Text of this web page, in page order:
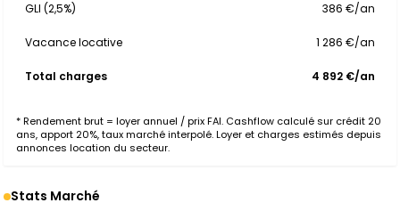
GLI (2,5%) 386 €/an
Vacance locative 1 286 €/an
Total charges 4 892 €/an
* Rendement brut = loyer annuel / prix FAI. Cashflow calculé sur crédit 20
ans, apport 20%, taux marché interpolé. Loyer et charges estimés depuis
annonces location du secteur.
Stats Marché